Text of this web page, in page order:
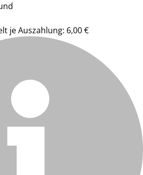
je Auszahlung: 6,00 €